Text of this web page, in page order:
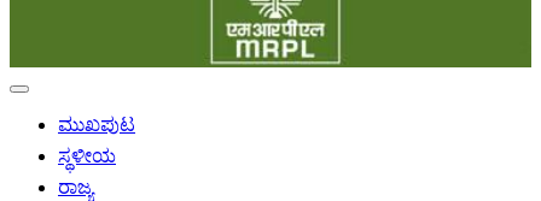
ಮುಖಪುಟ
ಸ್ಥಳೀಯ
ರಾಜ್ಯ